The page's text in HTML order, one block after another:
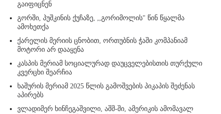
გაიფიცნენ
გორში, პუშკინის ქუჩაზე, ,,გორიმოლის" წინ წყალმა
ამოხეთქა
ქარელის მერიის ცნობით, ორთუბნის ჭაში კომპანიამ
მოტორი არ დააყენა
კასპის მერიამ სოციალურად დაუცველებისთის თურქული
კვერცხი შეარჩია
ხაშურის მერიამ 2025 წლის გამოშვების პიკაპის შეძენას
აპირებს
ვლადიმერ ხინჩეგაშვილი, აშშ-ში, ამერიკის ამომავალ